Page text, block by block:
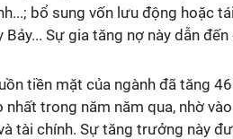
bổ sung vốn lưu động hoặc
Bảy... Sự gia tăng nợ này dẫn
tiền mặt của ngành đã tăng
nhất trong năm năm qua, nhờ
tài chính. Sự tăng trưởng này